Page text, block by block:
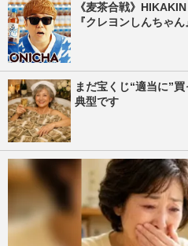
《麦茶合戦》
『クレヨンしんちゃん
まだ宝くじ“適当に”
典型です